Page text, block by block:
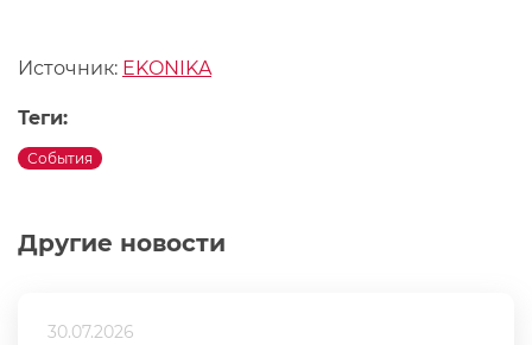
Другие новости
30.07.2026
Источник: EKONIKA
Теги:
События